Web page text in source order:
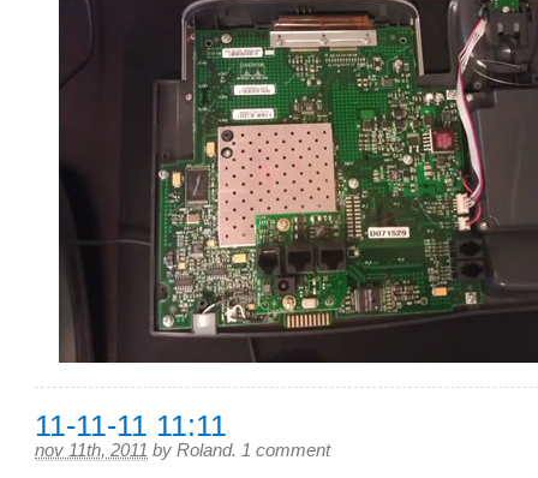
11-11-11 11:11
nov 11th, 2011 by Roland. 1 comment